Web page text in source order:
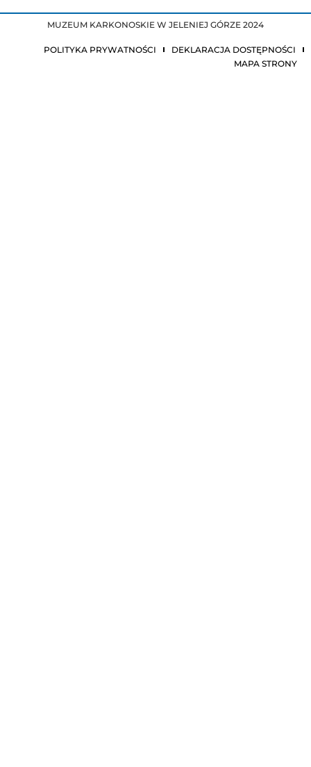
MUZEUM KARKONOSKIE W JELENIEJ GÓRZE 2024
POLITYKA PRYWATNOŚCI
DEKLARACJA DOSTĘPNOŚCI
MAPA STRONY